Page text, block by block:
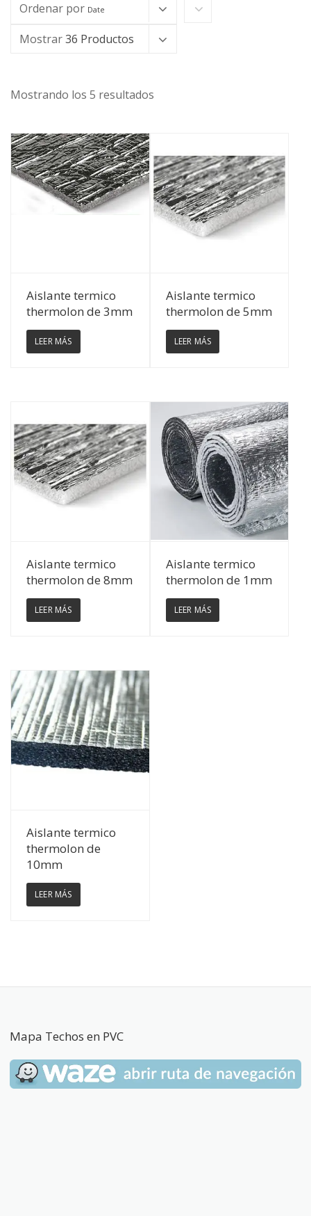
Ordenar por Date
Mostrar36 Productos
Mostrando los 5 resultados
Ver Detalles
Aislante termico
thermolon de 3mm
LEER MÁS
Ver Detalles
Aislante termico
thermolon de 5mm
LEER MÁS
Ver Detalles
Aislante termico
thermolon de 8mm
LEER MÁS
Ver Detalles
Aislante termico
thermolon de 1mm
LEER MÁS
Ver Detalles
Aislante termico
thermolon de
10mm
LEER MÁS
Mapa Techos en PVC